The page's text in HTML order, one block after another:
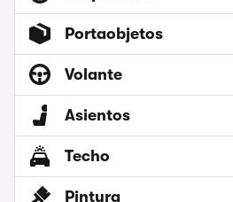
Portaobjetos
Volante
Asientos
Techo
Pintura